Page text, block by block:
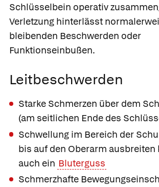
Schlüsselbein operativ
Verletzung hinterlässt
bleibenden Beschwerden oder
Funktionseinbußen.
Leitbeschwerden
Starke Schmerzen über dem
(am seitlichen Ende des
Schwellung im Bereich der
bis auf den Oberarm ausbreiten
auch ein Bluterguss
Schmerzhafte